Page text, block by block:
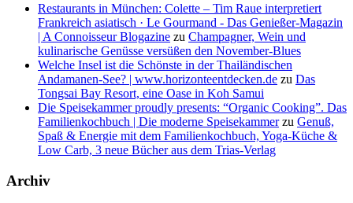
Restaurants in München: Colette – Tim Raue interpretiert
Frankreich asiatisch · Le Gourmand - Das Genießer-Magazin
| A Connoisseur Blogazine zu Champagner, Wein und
kulinarische Genüsse versüßen den November-Blues
Welche Insel ist die Schönste in der Thailändischen
Andamanen-See? | www.horizonteentdecken.de zu Das
Tongsai Bay Resort, eine Oase in Koh Samui
Die Speisekammer proudly presents: “Organic Cooking”. Das
Familienkochbuch | Die moderne Speisekammerzu Genuß,
Spaß & Energie mit dem Familienkochbuch, Yoga-Küche &
Low Carb, 3 neue Bücher aus dem Trias-Verlag
Archiv